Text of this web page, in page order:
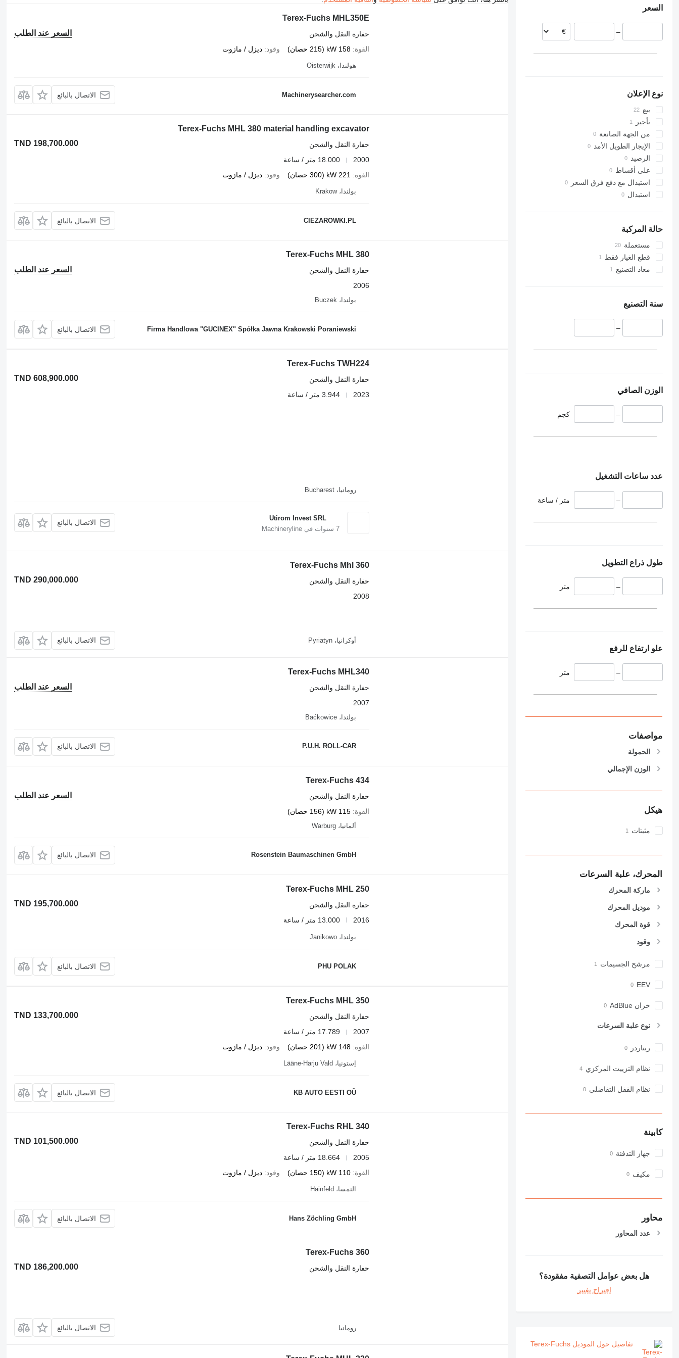
هولندا
ليتوانيا
السعر
–
نوع الإعلان
بيع
تأجير
من الجهة الصانعة
الإيجار الطويل الأمد
الرصيد
على أقساط
استبدال مع دفع فرق السعر
استبدال
حالة المركبة
مستعملة
قطع الغيار فقط
معاد التصنيع
سنة التصنيع
–
الوزن الصافي
– كجم
عدد ساعات التشغيل
– متر / ساعة
طول ذراع التطويل
– متر
علو ارتفاع للرفع
– متر
مواصفات
الحمولة
الوزن الإجمالي
هيكل
مثبتات
المحرك، علبة السرعات
ماركة المحرك
موديل المحرك
قوة المحرك
وقود
مرشح الجسيمات
EEV
خزان AdBlue
نوع علبة السرعات
ريتاردر
نظام التزييت المركزي
نظام القفل التفاضلي
كابينة
جهاز التدفئة
مكيف
محاور
عدد المحاور
هل بعض عوامل التصفية مفقودة؟
اقتراح تغيير
تفاصيل حول الموديل Terex-Fuchs
Terex-Fuchs MHL350E
السعر عند الطلب
حفارة النقل والشحن
القوة 158 kW (215 حصان) وقود ديزل / مازوت
هولندا، Oisterwijk
Machinerysearcher.com الاتصال بالبائع
Terex-Fuchs MHL 380 material handling excavator
TND 198,700.000
حفارة النقل والشحن
2000
18.000 متر / ساعة
القوة
221 kW (300 حصان) وقود ديزل / مازوت
بولندا، Krakow
CIEZAROWKI.PL الاتصال بالبائع
Terex-Fuchs MHL 380
السعر عند الطلب
حفارة النقل والشحن
2006
بولندا، Buczek
Firma Handlowa "GUCINEX" Spółka Jawna Krakowski Poraniewski الاتصال بالبائع
Terex-Fuchs TWH224
TND 608,900.000
حفارة النقل والشحن
2023
3.944 متر / ساعة
رومانيا، Bucharest
Utirom Invest SRL
7سنوات في Machineryline
الاتصال بالبائع
Terex-Fuchs Mhl 360
TND 290,000.000
حفارة النقل والشحن
2008
أوكرانيا، Pyriatyn الاتصال بالبائع
Terex-Fuchs MHL340
السعر عند الطلب
حفارة النقل والشحن
2007
بولندا، Baćkowice
P.U.H. ROLL-CAR الاتصال بالبائع
Terex-Fuchs 434
السعر عند الطلب
حفارة النقل والشحن
القوة 115 kW (156 حصان)
ألمانيا، Warburg
Rosenstein Baumaschinen GmbH الاتصال بالبائع
Terex-Fuchs MHL 250
TND 195,700.000
حفارة النقل والشحن
2016
13.000 متر / ساعة
بولندا، Janikowo
PHU POLAK الاتصال بالبائع
Terex-Fuchs MHL 350
TND 133,700.000
حفارة النقل والشحن
2007
17.789 متر / ساعة
القوة 148 kW (201 حصان) وقود ديزل / مازوت
إستونيا، Lääne-Harju Vald
KB AUTO EESTI OÜ الاتصال بالبائع
Terex-Fuchs RHL 340
TND 101,500.000
حفارة النقل والشحن
2005
18.664 متر / ساعة
القوة 110 kW (150 حصان) وقود ديزل / مازوت
النمسا، Hainfeld
Hans Zöchling GmbH الاتصال بالبائع
Terex-Fuchs 360
TND 186,200.000
حفارة النقل والشحن
رومانيا الاتصال بالبائع